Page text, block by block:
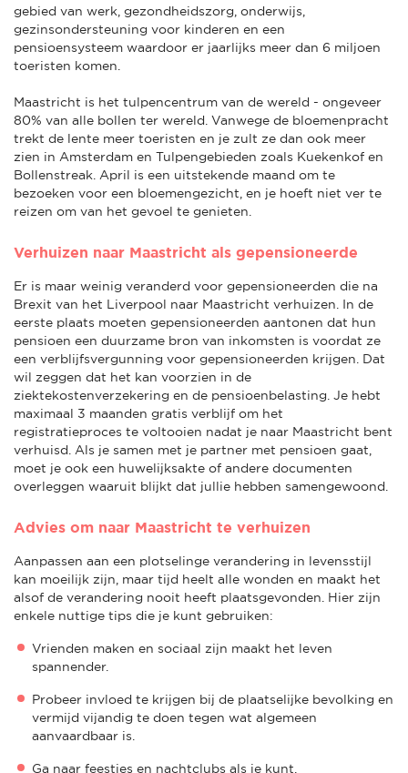
gebied van werk, gezondheidszorg, onderwijs,
gezinsondersteuning voor kinderen en een
pensioensysteem waardoor er jaarlijks meer dan 6 miljoen
toeristen komen.
Maastricht is het tulpencentrum van de wereld - ongeveer
80% van alle bollen ter wereld. Vanwege de bloemenpracht
trekt de lente meer toeristen en je zult ze dan ook meer
zien in Amsterdam en Tulpengebieden zoals Kuekenkof en
Bollenstreak. April is een uitstekende maand om te
bezoeken voor een bloemengezicht, en je hoeft niet ver te
reizen om van het gevoel te genieten.
Verhuizen naar Maastricht als gepensioneerde
Er is maar weinig veranderd voor gepensioneerden die na
Brexit van het Liverpool naar Maastricht verhuizen. In de
eerste plaats moeten gepensioneerden aantonen dat hun
pensioen een duurzame bron van inkomsten is voordat ze
een verblijfsvergunning voor gepensioneerden krijgen. Dat
wil zeggen dat het kan voorzien in de
ziektekostenverzekering en de pensioenbelasting. Je hebt
maximaal 3 maanden gratis verblijf om het
registratieproces te voltooien nadat je naar Maastricht bent
verhuisd. Als je samen met je partner met pensioen gaat,
moet je ook een huwelijksakte of andere documenten
overleggen waaruit blijkt dat jullie hebben samengewoond.
Advies om naar Maastricht te verhuizen
Aanpassen aan een plotselinge verandering in levensstijl
kan moeilijk zijn, maar tijd heelt alle wonden en maakt het
alsof de verandering nooit heeft plaatsgevonden. Hier zijn
enkele nuttige tips die je kunt gebruiken:
Vrienden maken en sociaal zijn maakt het leven
spannender.
Probeer invloed te krijgen bij de plaatselijke bevolking en
vermijd vijandig te doen tegen wat algemeen
aanvaardbaar is.
Ga naar feestjes en nachtclubs als je kunt.